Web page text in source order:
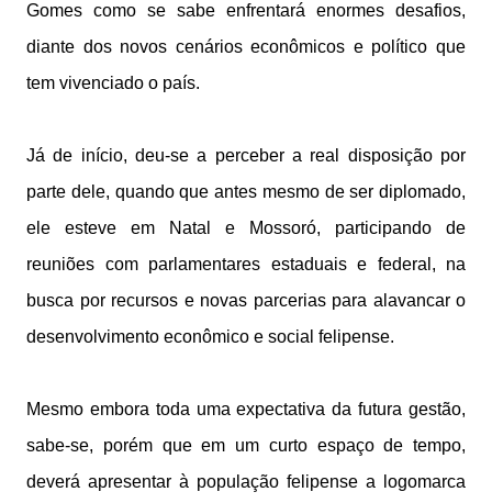
Gomes como se sabe enfrentará enormes desafios,
diante dos novos cenários econômicos e político que
tem vivenciado o país.
Já de início, deu-se a perceber a real disposição por
parte dele, quando que antes mesmo de ser diplomado,
ele esteve em Natal e Mossoró, participando de
reuniões com parlamentares estaduais e federal, na
busca por recursos e novas parcerias para alavancar o
desenvolvimento econômico e social felipense.
Mesmo embora toda uma expectativa da futura gestão,
sabe-se, porém que em um curto espaço de tempo,
deverá apresentar à população felipense a logomarca